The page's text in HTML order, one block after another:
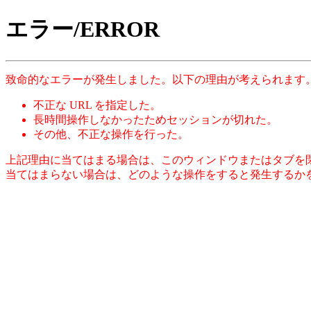
エラー/ERROR
致命的なエラーが発生しました。以下の理由が考えられます
不正な URL を指定した。
長時間操作しなかったためセッションが切れた。
その他、不正な操作を行った。
上記理由に当てはまる場合は、このウィンドウまたはタブ
当てはまらない場合は、どのような操作をすると発生する